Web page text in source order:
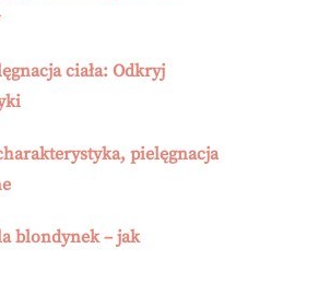
ciała: Odkryj
pielęgnacja
blondynek – jak